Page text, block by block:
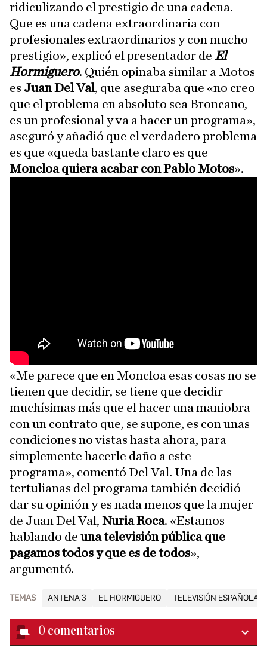
ridiculizando el prestigio de una cadena.
Que es una cadena extraordinaria con
profesionales extraordinarios y con mucho
prestigio», explicó el presentador de El
Hormiguero. Quién opinaba similar a Motos
es Juan Del Val, que aseguraba que «no creo
que el problema en absoluto sea Broncano,
es un profesional y va a hacer un programa»,
aseguró y añadió que el verdadero problema
es que «queda bastante claro es que
Moncloa quiera acabar con Pablo Motos».
«Me parece que en Moncloa esas cosas no se
tienen que decidir, se tiene que decidir
muchísimas más que el hacer una maniobra
con un contrato que, se supone, es con unas
condiciones no vistas hasta ahora, para
simplemente hacerle daño a este
programa», comentó Del Val. Una de las
tertulianas del programa también decidió
dar su opinión y es nada menos que la mujer
de Juan Del Val, Nuria Roca. «Estamos
hablando de una televisión pública que
pagamos todos y que es de todos»,
argumentó.
TEMAS ANTENA 3 EL HORMIGUERO TELEVISIÓN ESPAÑOLA
0 comentarios